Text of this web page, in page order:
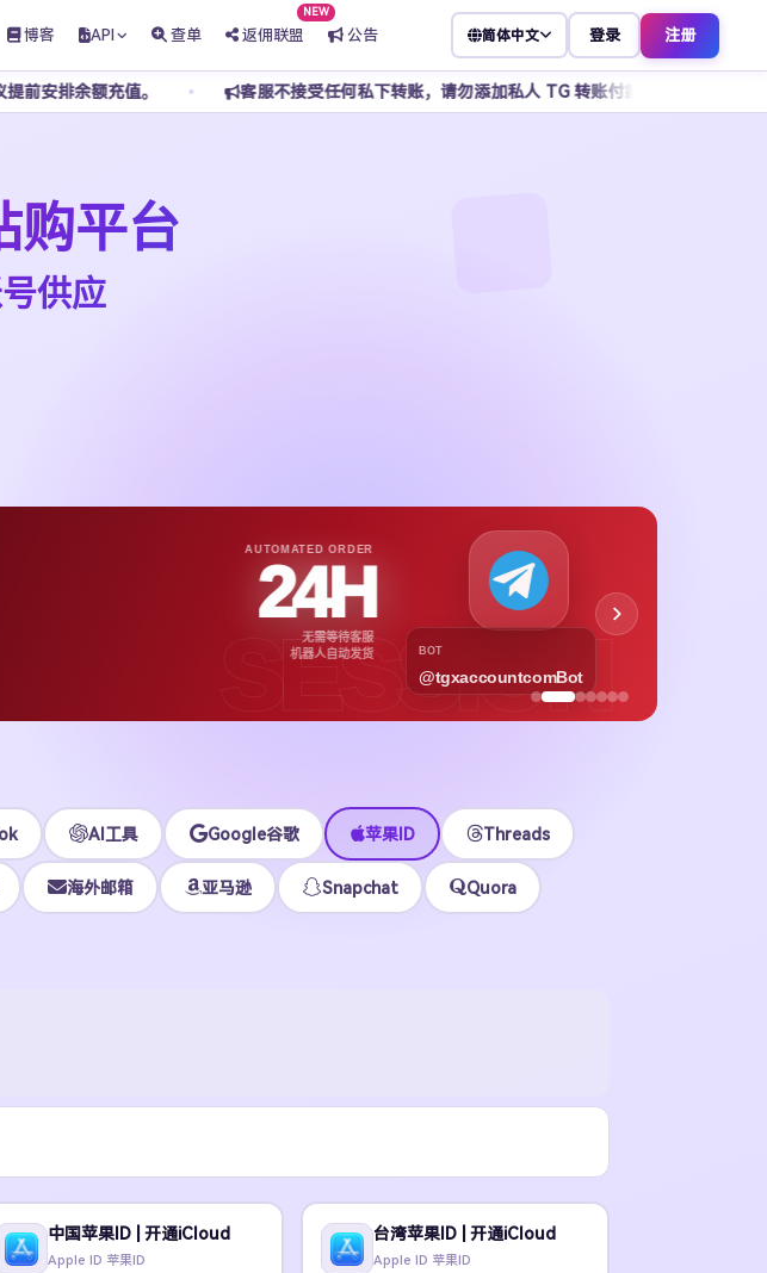
博客 API 查单 返佣联盟
NEW
公告 简体中文 登录 注册
客服不接受任何私下转账，请勿添加私人 TG 转账付款，谨防骗子冒充客服，所有操作请
购平台
供应
SESSION
AUTOMATED ORDER
24H
无需等待客服
机器人自动发货
BOT
@tgxaccountcomBot
AI工具 Google谷歌 苹果ID Threads
海外邮箱 亚马逊 Snapchat Quora
中国苹果ID | 开通iCloud
Apple ID 苹果ID
台湾苹果ID | 开通iCloud
Apple ID 苹果ID